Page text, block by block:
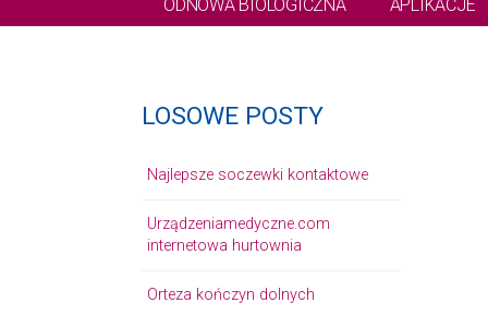
ODNOWA BIOLOGICZNA
APLIKACJE
LOSOWE POSTY
Najlepsze soczewki kontaktowe
Urządzeniamedyczne.com
internetowa hurtownia
Orteza kończyn dolnych